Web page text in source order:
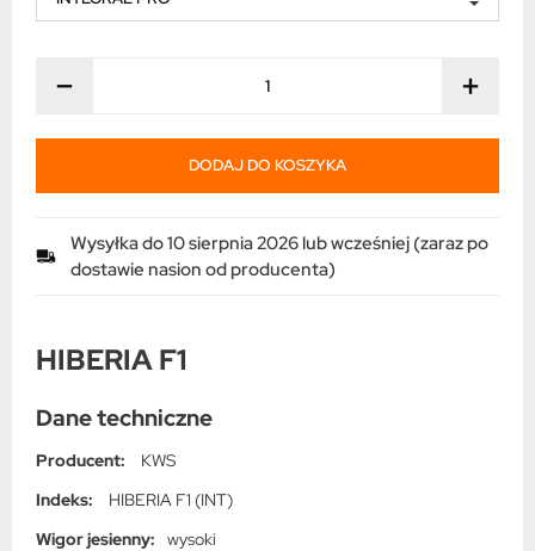
HIBERIA F1
Dane techniczne
Producent:
KWS
Indeks:
HIBERIA F1 (INT)
Wigor jesienny:
wysoki
− +
DODAJ DO KOSZYKA
Wysyłka do 10 sierpnia 2026 lub wcześniej (zaraz po
dostawie nasion od producenta)